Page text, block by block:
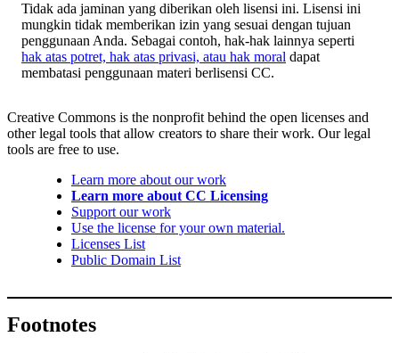
Tidak ada jaminan yang diberikan oleh lisensi ini. Lisensi ini
mungkin tidak memberikan izin yang sesuai dengan tujuan
penggunaan Anda. Sebagai contoh, hak-hak lainnya seperti
hak atas potret, hak atas privasi, atau hak moral dapat
membatasi penggunaan materi berlisensi CC.
Creative Commons is the nonprofit behind the open licenses and
other legal tools that allow creators to share their work. Our legal
tools are free to use.
Learn more about our work
Learn more about CC Licensing
Support our work
Use the license for your own material.
Licenses List
Public Domain List
Footnotes